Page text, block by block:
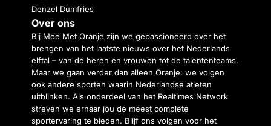
Denzel Dumfries
Over ons
Bij Mee Met Oranje zijn we gepassioneerd over het
brengen van het laatste nieuws over het Nederlands
elftal – van de heren en vrouwen tot de talententeams.
Maar we gaan verder dan alleen Oranje: we volgen
ook andere sporten waarin Nederlandse atleten
uitblinken. Als onderdeel van het Realtimes Network
streven we ernaar jou de meest complete
sportervaring te bieden. Blijf ons volgen voor het